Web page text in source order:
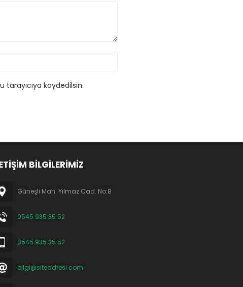
kaydedilsin.
BİLGİLERİMİZ
Güneşli Mah. Yılmaz Cad. No:8
0545 935 35 52
0545 935 35 52
bilgi@siteadresi.com